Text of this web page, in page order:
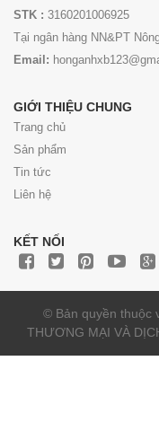
STK : 3160201006925
Tại ngân hàng NN&PT
Email:
GIỚI THIỆU CHUNG
Trang chủ
Sản phẩm
Tin tức
Liên hệ
KẾT NỐI
© Bản quyền thuộc
THƯƠNG MẠI VÀ